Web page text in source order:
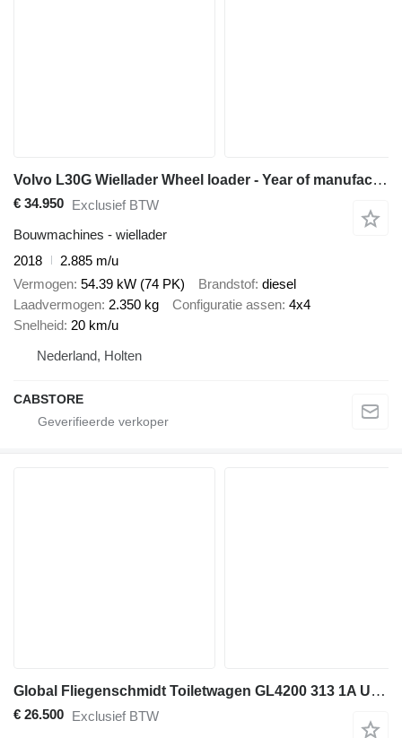
Volvo L30G Wiellader Wheel loader - Year of manufacture 2018 - Operat
€ 34.950 Exclusief BTW
Bouwmachines - wiellader
2018
2.885 m/u
Vermogen 54.39 kW (74 PK) Brandstof diesel
Laadvermogen 2.350 kg Configuratie assen 4x4
Snelheid 20 km/u
Nederland, Holten
CABSTORE
Global Fliegenschmidt Toiletwagen GL4200 313 1A Uit voorraad leverbaar
€ 26.500 Exclusief BTW